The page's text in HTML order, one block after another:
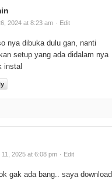
2024 at 8:23 am · Edit
nya dibuka dulu gan, nanti
setup yang ada didalam nya
instal
2025 at 6:08 pm · Edit
gak ada bang.. saya download